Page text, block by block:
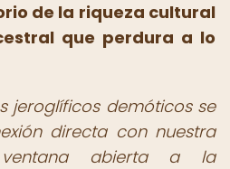
de la riqueza cultural
que perdura a lo
jeroglíficos demóticos se
directa con nuestra
abierta a la